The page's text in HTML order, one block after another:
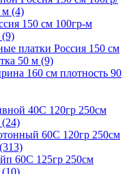
м (4)
150 см 100гр-м
(9)
платки Россия 150 см
50 м (9)
160 см плотность 90
40С 120гр 250см
60С 120гр 250см
60С 125гр 250см